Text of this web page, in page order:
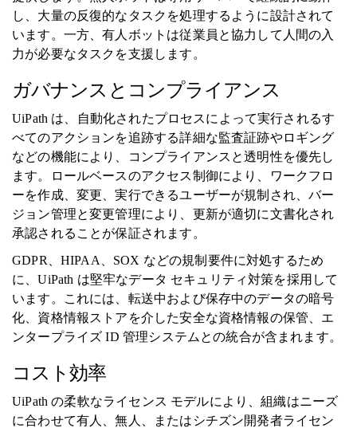
し、大量の反復的なタスクを処理するように設計されて
います。一方、有人ボットは従業員と協力して人間の入
力が必要なタスクを支援します。
ガバナンスとコンプライアンス
UiPath は、自動化されたプロセスによって実行されるす
べてのアクションを追跡する詳細な監査証跡やロギング
などの機能により、コンプライアンスと透明性を優先し
ます。ロールベースのアクセス制御により、ワークフロ
ーを作成、変更、実行できるユーザーが規制され、バー
ジョン管理と変更管理により、更新が適切に文書化され
承認されることが保証されます。
GDPR、HIPAA、SOX などの規制要件に対処するため
に、UiPath は堅牢なデータ セキュリティ対策を採用して
います。これには、転送中および保存中のデータの暗号
化、資格情報ストアを介した安全な資格情報の保管、エ
ンタープライズ ID 管理システムとの統合が含まれます。
コスト効率
UiPath の柔軟なライセンス モデルにより、組織はニーズ
に合わせて有人、無人、またはシチズン開発者ライセン